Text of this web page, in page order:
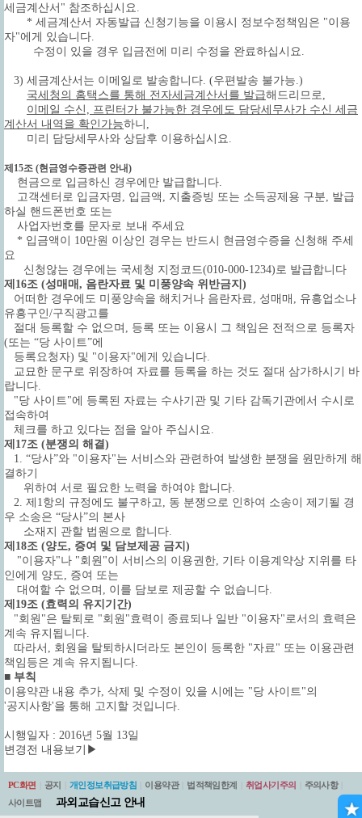
세금계산서" 참조하십시요.
* 세금계산서 자동발급 신청기능을 이용시 정보수정책임은 "이용
자"에게 있습니다.
수정이 있을 경우 입금전에 미리 수정을 완료하십시요.
3) 세금계산서는 이메일로 발송합니다. (우편발송 불가능.)
국세청의 홈택스를 통해 전자세금계산서를 발급해드리므로,
이메일 수신, 프린터가 불가능한 경우에도 담당세무사가 수신 세금
계산서 내역을 확인가능하니,
미리 담당세무사와 상담후 이용하십시요.
제15조 (현금영수증관련 안내)
현금으로 입금하신 경우에만 발급합니다.
고객센터로 입금자명, 입금액, 지출증빙 또는 소득공제용 구분, 발급
하실 핸드폰번호 또는
사업자번호를 문자로 보내 주세요
* 입금액이 10만원 이상인 경우는 반드시 현금영수증을 신청해 주세
요
신청않는 경우에는 국세청 지정코드(010-000-1234)로 발급합니다
제16조 (성매매, 음란자료 및 미풍양속 위반금지)
어떠한 경우에도 미풍양속을 해치거나 음란자료, 성매매, 유흥업소나
유흥구인/구직광고를
절대 등록할 수 없으며, 등록 또는 이용시 그 책임은 전적으로 등록자
(또는 “당 사이트”에
등록요청자) 및 "이용자"에게 있습니다.
교묘한 문구로 위장하여 자료를 등록을 하는 것도 절대 삼가하시기 바
랍니다.
"당 사이트"에 등록된 자료는 수사기관 및 기타 감독기관에서 수시로
접속하여
체크를 하고 있다는 점을 알아 주십시요.
제17조 (분쟁의 해결)
1. “당사”와 "이용자"는 서비스와 관련하여 발생한 분쟁을 원만하게 해
결하기
위하여 서로 필요한 노력을 하여야 합니다.
2. 제1항의 규정에도 불구하고, 동 분쟁으로 인하여 소송이 제기될 경
우 소송은 “당사”의 본사
소재지 관할 법원으로 합니다.
제18조 (양도, 증여 및 담보제공 금지)
"이용자"나 "회원"이 서비스의 이용권한, 기타 이용계약상 지위를 타
인에게 양도, 증여 또는
대여할 수 없으며, 이를 담보로 제공할 수 없습니다.
제19조 (효력의 유지기간)
"회원"은 탈퇴로 "회원"효력이 종료되나 일반 "이용자"로서의 효력은
계속 유지됩니다.
따라서, 회원을 탈퇴하시더라도 본인이 등록한 "자료" 또는 이용관련
책임등은 계속 유지됩니다.
■ 부칙
이용약관 내용 추가, 삭제 및 수정이 있을 시에는 "당 사이트"의
'공지사항'을 통해 고지할 것입니다.
시행일자 : 2016년 5월 13일
변경전 내용보기▶
PC화면 공지 개인정보취급방침 이용약관 법적책임한계 취업사기주의 주의사항
사이트맵
과외교습신고 안내